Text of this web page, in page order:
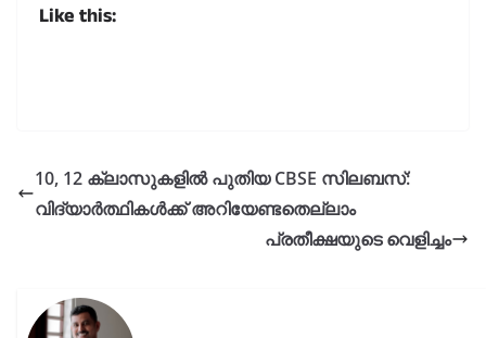
Like this:
10, 12 ക്ലാസുകളിൽ പുതിയ CBSE സിലബസ്:
വിദ്യാർത്ഥികൾക്ക് അറിയേണ്ടതെല്ലാം
പ്രതീക്ഷയുടെ വെളിച്ചം